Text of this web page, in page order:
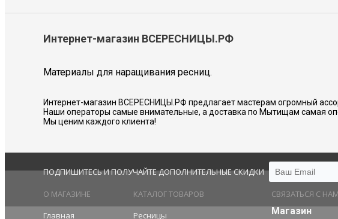
Интернет-магазин ВСЕРЕСНИЦЫ.РФ
Материалы для наращивания ресниц.
Интернет-магазин ВСЕРЕСНИЦЫ.РФ предлагает мастерам огромный
Наши операторы самые внимательные, а доставка по Мытищам самая
Мы ценим каждого клиента!
ПОДПИШИТЕСЬ И ПОЛУЧАЙТЕ ДОПОЛНИТЕЛЬНЫЕ СКИДКИ
О МАГАЗИНЕ
Главная
КАТАЛОГ ТОВАРОВ
Ресницы
СВЯЗАТЬСЯ С
Магазин